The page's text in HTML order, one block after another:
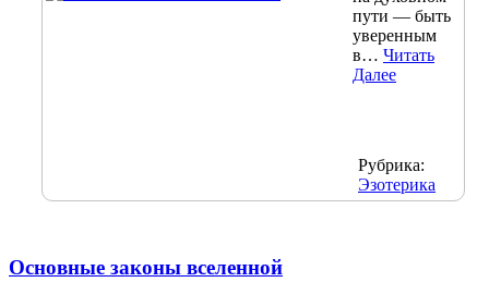
пути — быть
уверенным
в… Читать
Далее
Рубрика:
Эзотерика
Основные законы вселенной